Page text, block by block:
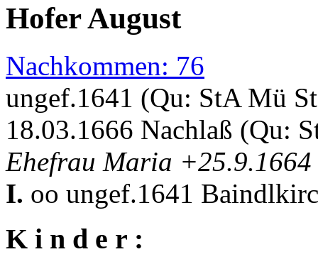
Hofer August
Nachkommen: 76
ungef.1641 (Qu: StA Mü
18.03.1666 Nachlaß (Qu:
Ehefrau Maria +25.9.1664
I. oo ungef.1641
K i n d e r :